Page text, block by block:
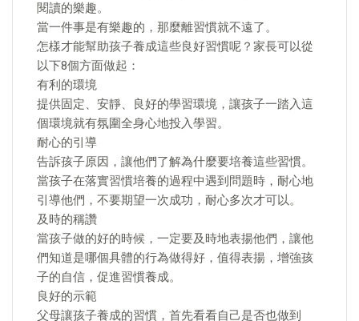
閱讀的樂趣。
當一件事是有樂趣的，那麼離習慣就不遠了。
怎樣才能幫助孩子養成這些良好習慣呢？家長可以從
以下8個方面做起：
有利的環境
提供固定、安靜、良好的學習環境，讓孩子一踏入這
個環境就有氛圍全身心地投入學習。
耐心的引導
告訴孩子原因，讓他們了解為什麼要培養這些習慣。
當孩子在落實習慣培養的過程中遇到問題時，耐心地
引導他們，不要期望一次成功，耐心多次才可以。
及時的稱讚
當孩子做的好的時候，一定要及時地表揚他們，讓他
們知道是哪個具體的行為做得好，值得表揚，增強孩
子的自信，促進習慣養成。
良好的示範
父母讓孩子養成的習慣，首先看看自己是否也做到